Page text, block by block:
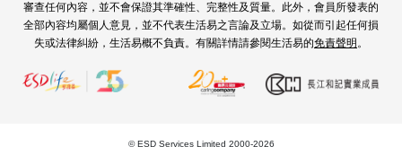
審查任何內容，並不會保證其準確性、完整性及質量。此外，會員所發表的
全部內容均屬個人意見，並不代表生活易之言論及立場。如從而引起任何損
失或法律糾紛，生活易概不負責。有關詳情請參閱生活易的免責聲明 。
© ESD Services Limited 2000-2026